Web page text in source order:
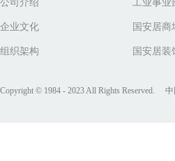
公司介绍 工业事业
企业文化 国安居商
组织架构 国安居装
Copyright © 1984 - 2023 All Rights Reserved.